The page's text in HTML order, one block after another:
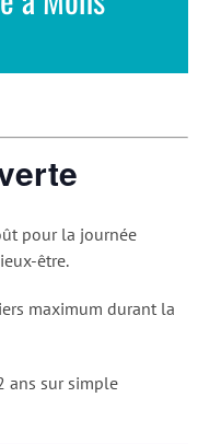
pour la journée
être.
maximum durant la
ans sur simple